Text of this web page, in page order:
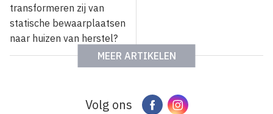
transformeren zij van
statische bewaarplaatsen
naar huizen van herstel?
MEER ARTIKELEN
Volg ons FacebookInstagram